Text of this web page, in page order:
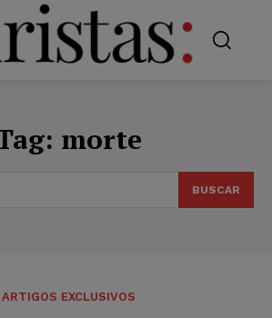
morte
BUSCAR
ARTIGOS EXCLUSIVOS